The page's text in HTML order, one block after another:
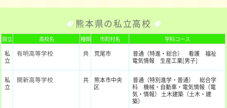
熊本県の私立高校
設立 高校名 種類 市町村名 学科コース
私
立
有明高等学校 共 荒尾市
普通（特進・総合） 看護 福祉
電気情報 生産工業[男子]
私
立
開新高等学校 共
熊本市中央
区
普通（特別進学・普通） 総合学
科 機械・自動車・電気情報（電
気・情報） 土木建築（土木・建
築）